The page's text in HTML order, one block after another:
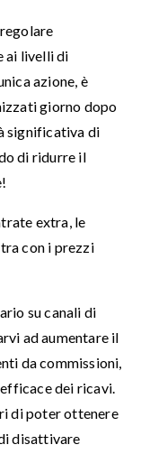
ai livelli di
azione, è
giorno dopo
significativa di
di ridurre il
extra, le
con i prezzi
su canali di
ad aumentare il
da commissioni,
dei ricavi.
di poter ottenere
disattivare